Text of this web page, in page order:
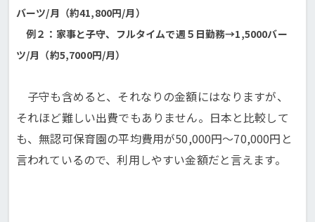
バーツ/月（約41,800円/月）
例２：家事と子守、フルタイムで週５日勤務→1,5000バー
ツ/月（約5,7000円/月）
子守も含めると、それなりの金額にはなりますが、
それほど難しい出費でもありません。日本と比較して
も、無認可保育園の平均費用が50,000円～70,000円と
言われているので、利用しやすい金額だと言えます。